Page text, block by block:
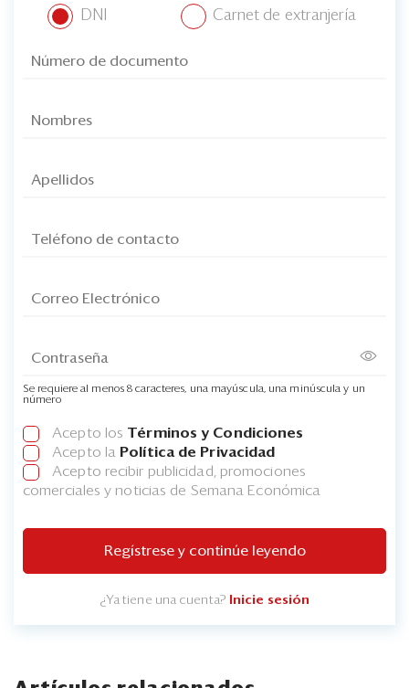
DNI Carnet de extranjería
Se requiere al menos 8 caracteres, una mayúscula, una minúscula y un
número
Acepto los Términos y Condiciones
Acepto la Política de Privacidad
Acepto recibir publicidad, promociones
comerciales y noticias de Semana Económica
Regístrese y continúe leyendo
¿Ya tiene una cuenta? Inicie sesión